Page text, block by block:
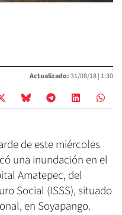
Actualizado:31/08/18 | 1:30
de este miércoles
una inundación en el
Amatepec, del
Social (ISSS), situado
en Soyapango.